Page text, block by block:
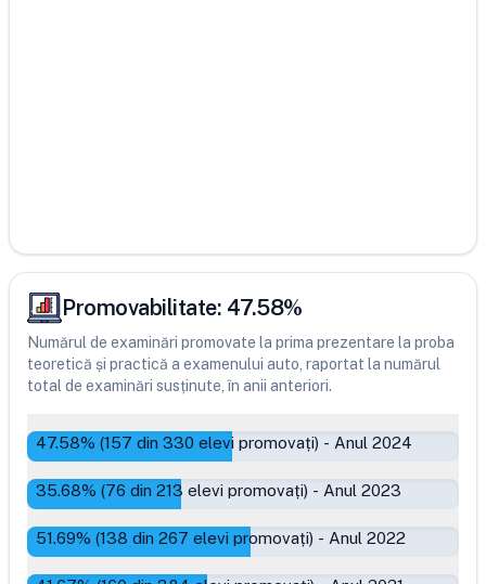
Promovabilitate: 47.58%
Numărul de examinări promovate la prima prezentare la proba
teoretică și practică a examenului auto, raportat la numărul
total de examinări susținute, în anii anteriori.
47.58% (157 din 330 elevi promovați) - Anul 2024
35.68% (76 din 213 elevi promovați) - Anul 2023
51.69% (138 din 267 elevi promovați) - Anul 2022